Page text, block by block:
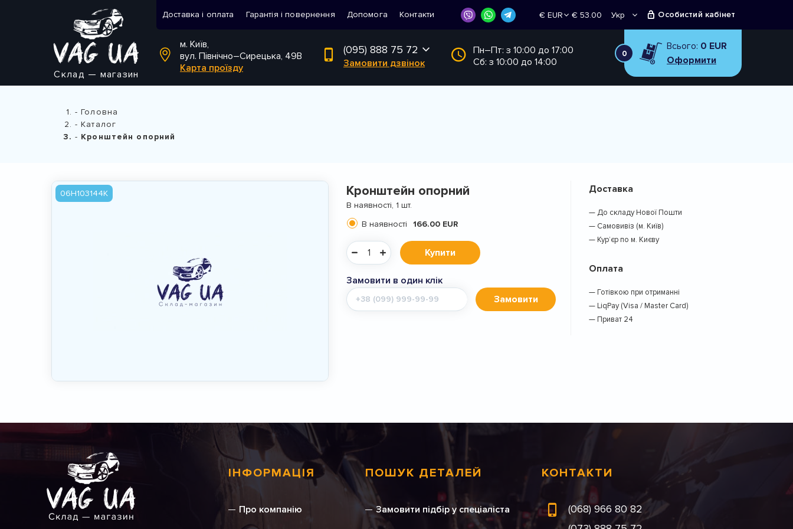
Склад — магазин
Доставка і оплата Гарантія і повернення Допомога Контакти
€ EUR
€ 53.00
Укр
Особистий кабінет
м. Київ,
вул. Північно–Сирецька, 49В
Карта проїзду
(095) 888 75 72
Замовити дзвінок
Пн–Пт: з 10:00 до 17:00
Сб: з 10:00 до 14:00
0
Всього: 0 EUR
Оформити
Головна
Каталог
Кронштейн опорний
06H103144K Кронштейн опорний
В наявності, 1 шт.
В наявності
166.00 EUR
Купити
Замовити в один клік
Мобільний
телефон
Замовити
Доставка
— До складу Нової Пошти
— Самовивіз (м. Київ)
— Кур’єр по м. Києву
Оплата
— Готівкою при отриманні
— LiqPay (Visa / Master Card)
— Приват 24
ІНФОРМАЦІЯ
Про компанію
ПОШУК ДЕТАЛЕЙ
Замовити підбір у спеціаліста
КОНТАКТИ
(068) 966 80 82